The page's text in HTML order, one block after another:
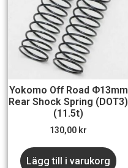
Yokomo Off Road Φ13mm
Rear Shock Spring (DOT3)
(11.5t)
130,00 kr
Lägg till i varukorg